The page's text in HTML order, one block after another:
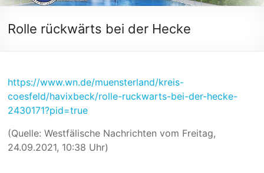
Rolle rückwärts bei der Hecke
https://www.wn.de/muensterland/kreis-
coesfeld/havixbeck/rolle-ruckwarts-bei-der-hecke-
2430171?pid=true
(Quelle: Westfälische Nachrichten vom Freitag,
24.09.2021, 10:38 Uhr)